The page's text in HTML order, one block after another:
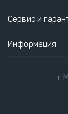
Сервис и
Информация
г.